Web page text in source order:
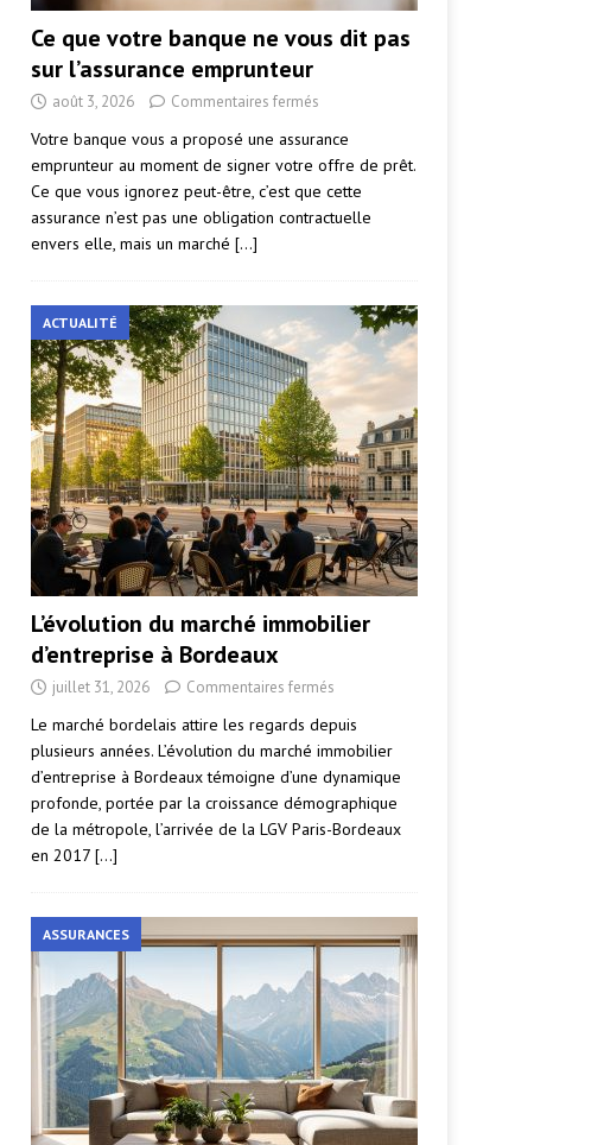
Ce que votre banque ne vous dit pas
sur l’assurance emprunteur
août 3, 2026 Commentaires fermés
Votre banque vous a proposé une assurance
emprunteur au moment de signer votre offre de prêt.
Ce que vous ignorez peut-être, c’est que cette
assurance n’est pas une obligation contractuelle
envers elle, mais un marché […]
ACTUALITÉ
L’évolution du marché immobilier
d’entreprise à Bordeaux
juillet 31, 2026 Commentaires fermés
Le marché bordelais attire les regards depuis
plusieurs années. L’évolution du marché immobilier
d’entreprise à Bordeaux témoigne d’une dynamique
profonde, portée par la croissance démographique
de la métropole, l’arrivée de la LGV Paris-Bordeaux
en 2017 […]
ASSURANCES